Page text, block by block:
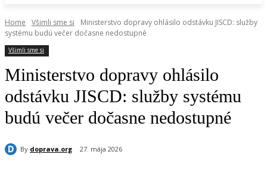
Home Všimli sme si
Ministerstvo dopravy ohlásilo odstávku JISCD: služby
systému budú večer dočasne nedostupné
Všimli sme si
Ministerstvo dopravy ohlásilo
odstávku JISCD: služby systému
budú večer dočasne nedostupné
By doprava.org 27. mája 2026